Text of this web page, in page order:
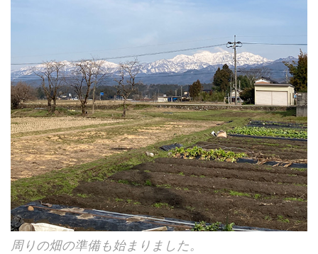
周りの畑の準備も始まりました。